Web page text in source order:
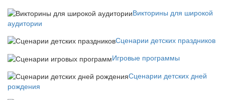
Викторины для широкой
аудитории
Сценарии детских праздников
Игровые программы
Сценарии детских дней
рождения